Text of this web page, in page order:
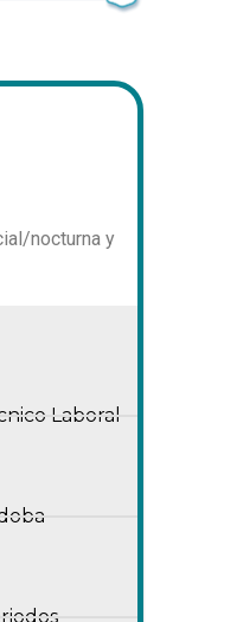
nocturna y
Laboral